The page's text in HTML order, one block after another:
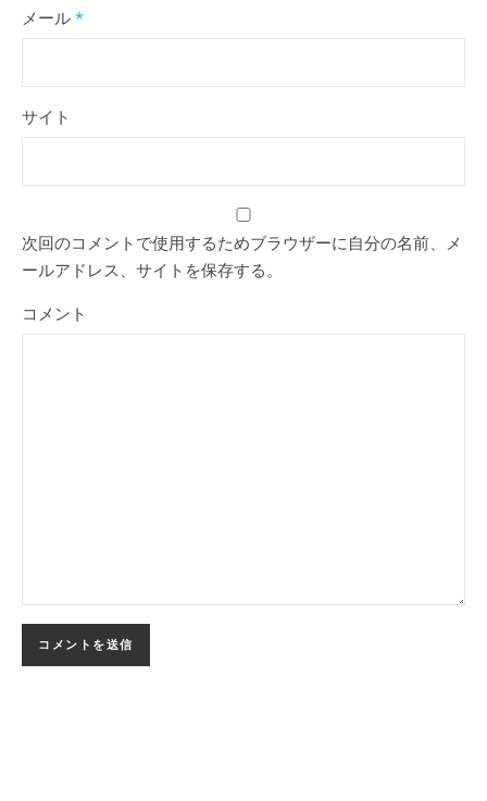
メール *
サイト
次回のコメントで使用するためブラウザーに自分の名前、メ
ールアドレス、サイトを保存する。
コメント